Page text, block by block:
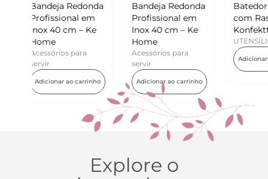
Bandeja Redonda
Profissional em
Inox 40 cm – Ke
Home
Acessórios para
Adicionar ao carrinho
Batedor de Ovos
com Raspador –
Konfektt
UTENSÍLIOS
Adicionar ao carrinho
Explore o